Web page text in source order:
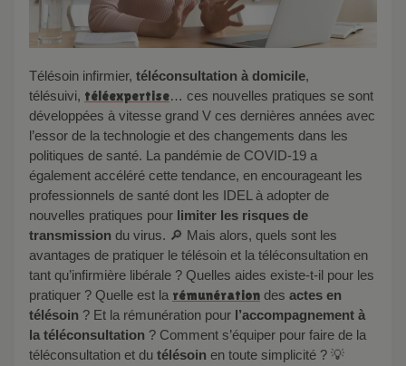
Télésoin infirmier, téléconsultation à domicil e,
télésuivi, téléexpertise… ces nouvelles pratiques se sont
développées à vitesse grand V ces dernières années avec
l’essor de la technologie et des changements dans les
politiques de santé. La pandémie de COVID-19 a
également accéléré cette tendance, en encourageant les
professionnels de santé dont les IDEL à adopter de
nouvelles pratiques pour limiter les risques de
transmission du virus. 🔎 Mais alors, quels sont les
avantages de pratiquer le télésoin et la téléconsultation en
tant qu’infirmière libérale ? Quelles aides existe-t-il pour les
pratiquer ? Quelle est la rémunération des actes en
télésoin ? Et la rémunération pour l’accompagnement à
la téléconsultation ? Comment s’équiper pour faire de la
téléconsultation et du télésoin en toute simplicité ? 💡